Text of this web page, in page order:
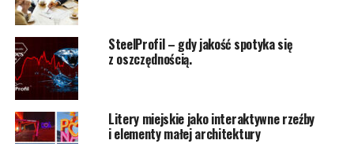
SteelProfil – gdy jakość spotyka się
z oszczędnością.
Litery miejskie jako interaktywne rzeźby
i elementy małej architektury